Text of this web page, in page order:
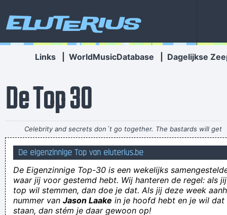
Eluterius
Links WorldMusicDatabase Dagelijkse
De Top 30
Celebrity and secrets don´t go together. The bastards will get
you in the end~ George Michael
stevig kwootje dan zou ik zeggen.
Afbeeldingen kunnen aarsrechtelijk beschamend zijn. Meer
informatie
Dit is de website voor voetballers van wie de geaardheid (al dan
De eigenzinnige Top van eluterius.be
De Eigenzinnige Top-30 is een wekelijks
waar jij voor gestemd hebt. Wij hanteren de regel: als
top wil stemmen, dan doe je dat. Als jij deze week
nummer van Jason Laake in je hoofd hebt en je wil
staan, dan stém je daar gewoon op!